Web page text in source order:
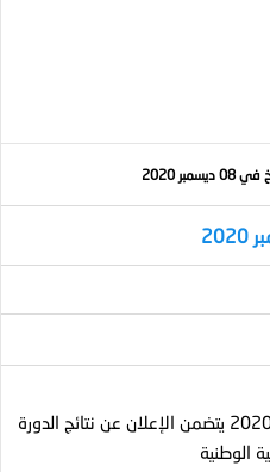
قرار رقم 986 مؤرخ في 08 ديسمبر 2020 يتضمن الإعلان عن نتائج الدورة